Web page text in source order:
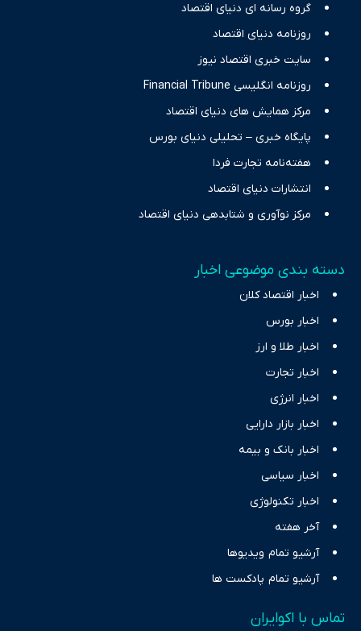
نیازهای خبری مخاطبان در حوزه‌های اثرگذار بر اقتصاد را با رویکردی
حرفه‌ای و روزآمد پوشش می‌دهیم.
گروه رسانه ای دنیای اقتصاد
روزنامه دنیای اقتصاد
سایت خبری اقتصاد نیوز
روزنامه انگلیسی Financial Tribune
مرکز همایش های دنیای اقتصاد
پایگاه خبری – تحلیلی دنیای بورس
هفته‌نامه تجارت فردا
انتشارات دنیای اقتصاد
مرکز نوآوری و شتابدهی دنیای اقتصاد
دسته بندی موضوعی اخبار
اخبار اقتصاد کلان
اخبار بورس
اخبار طلا و ارز
اخبار تجارت
اخبار انرژی
اخبار بازار دارایی
اخبار بانک و بیمه
اخبار سیاسی
اخبار تکنولوژی
آخر هفته
آرشیو تمام ویدیوها
آرشیو تمام پادکست ها
تماس با اکوایران